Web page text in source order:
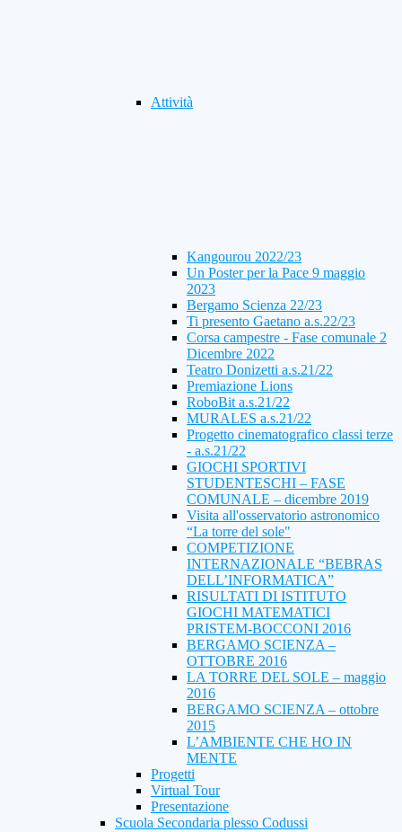
Attività
Kangourou 2022/23
Un Poster per la Pace 9 maggio
2023
Bergamo Scienza 22/23
Ti presento Gaetano a.s.22/23
Corsa campestre - Fase comunale 2
Dicembre 2022
Teatro Donizetti a.s.21/22
Premiazione Lions
RoboBit a.s.21/22
MURALES a.s.21/22
Progetto cinematografico classi terze
- a.s.21/22
GIOCHI SPORTIVI
STUDENTESCHI – FASE
COMUNALE – dicembre 2019
Visita all'osservatorio astronomico
“La torre del sole"
COMPETIZIONE
INTERNAZIONALE “BEBRAS
DELL’INFORMATICA”
RISULTATI DI ISTITUTO
GIOCHI MATEMATICI
PRISTEM-BOCCONI 2016
BERGAMO SCIENZA –
OTTOBRE 2016
LA TORRE DEL SOLE – maggio
2016
BERGAMO SCIENZA – ottobre
2015
L’AMBIENTE CHE HO IN
MENTE
Progetti
Virtual Tour
Presentazione
Scuola Secondaria plesso Codussi